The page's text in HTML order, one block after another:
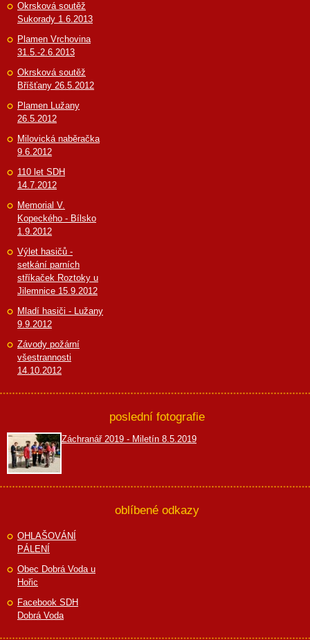
Okrsková soutěž
Sukorady 1.6.2013
Plamen Vrchovina
31.5.-2.6.2013
Okrsková soutěž
Bříšťany 26.5.2012
Plamen Lužany
26.5.2012
Milovická naběračka
9.6.2012
110 let SDH
14.7.2012
Memorial V.
Kopeckého - Bílsko
1.9.2012
Výlet hasičů -
setkání parních
stříkaček Roztoky u
Jilemnice 15.9.2012
Mladí hasiči - Lužany
9.9.2012
Závody požární
všestrannosti
14.10.2012
poslední fotografie
Záchranář 2019 - Miletín 8.5.2019
oblíbené odkazy
OHLAŠOVÁNÍ
PÁLENÍ
Obec Dobrá Voda u
Hořic
Facebook SDH
Dobrá Voda